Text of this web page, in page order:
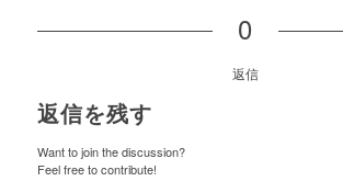
0
返信
返信を残す
Want to join the discussion?
Feel free to contribute!